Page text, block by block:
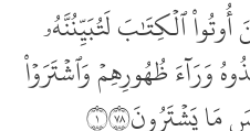
أُوتُواْ ٱلۡكِتَٰبَ لَتُبَيِّنُنَّهُۥ
وَرَآءَ ظُهُورِهِمۡ وَٱشۡتَرَوۡاْ
يَشۡتَرُونَ١٨٧